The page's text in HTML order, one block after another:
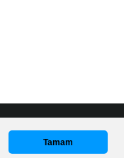
Tamam
Whatsapp Destek